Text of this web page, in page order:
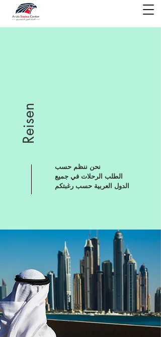
Reisen
نحن ننظم حسب
الطلب الرحلات في جميع
الدول العربية حسب رغبتكم